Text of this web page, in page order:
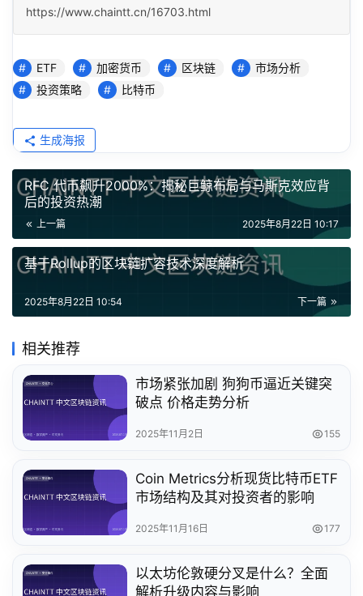
https://www.chaintt.cn/16703.html
ETF 加密货币 区块链
市场分析
投资策略
比特币
生成海报
RFC 代币飙升2000%：揭秘巨鲸布局与马斯克效应背
后的投资热潮
上一篇 2025年8月22日 10:17
基于Rollup的区块链扩容技术深度解析
下一篇
2025年8月22日 10:54
相关推荐
市场紧张加剧 狗狗币逼近关键突
破点 价格走势分析
2025年11月2日 155
Coin Metrics分析现货比特币ETF
市场结构及其对投资者的影响
2025年11月16日 177
以太坊伦敦硬分叉是什么？全面
解析升级内容与影响